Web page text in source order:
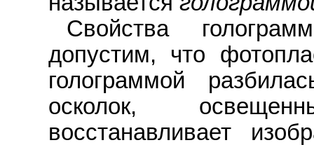
Свойства
допустим, что
голограммой
осколок,
восстанавливает